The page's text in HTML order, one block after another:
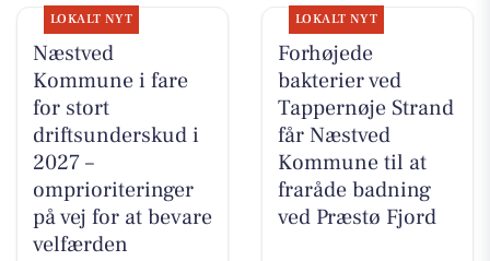
LOKALT NYT
Næstved
Kommune i fare
for stort
driftsunderskud i
2027 –
omprioriteringer
på vej for at bevare
velfærden
LOKALT NYT
Forhøjede
bakterier ved
Tappernøje Strand
får Næstved
Kommune til at
fraråde badning
ved Præstø Fjord